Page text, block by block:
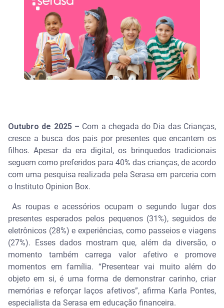
Outubro de 2025 – Com a chegada do Dia das Crianças,
cresce a busca dos pais por presentes que encantem os
filhos. Apesar da era digital, os brinquedos tradicionais
seguem como preferidos para 40% das crianças, de acordo
com uma pesquisa realizada pela Serasa em parceria com
o Instituto Opinion Box.
As roupas e acessórios ocupam o segundo lugar dos
presentes esperados pelos pequenos (31%), seguidos de
eletrônicos (28%) e experiências, como passeios e viagens
(27%). Esses dados mostram que, além da diversão, o
momento também carrega valor afetivo e promove
momentos em família. “Presentear vai muito além do
objeto em si, é uma forma de demonstrar carinho, criar
memórias e reforçar laços afetivos”, afirma Karla Pontes,
especialista da Serasa em educação financeira.